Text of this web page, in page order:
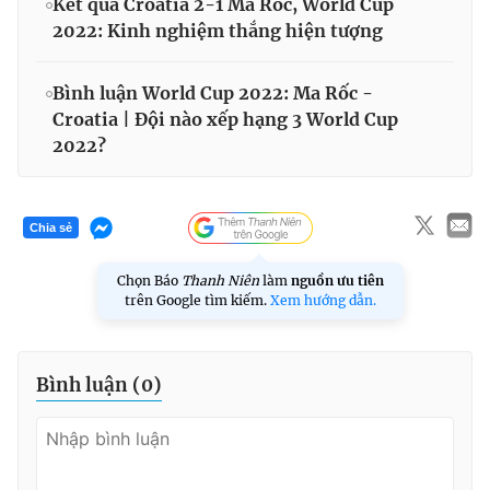
2022: Kinh nghiệm thắng hiện tượng
Bình luận World Cup 2022: Ma Rốc -
Croatia | Đội nào xếp hạng 3 World Cup
2022?
Chia sẻ
Chọn Báo Thanh Niên làm nguồn ưu tiên
trên Google tìm kiếm. Xem hướng dẫn.
Bình luận (0)